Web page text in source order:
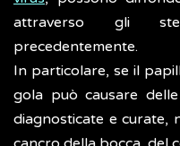
attraverso gli
precedentemente.
In particolare, se il
gola può causare
diagnosticate e curate,